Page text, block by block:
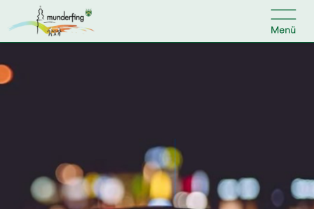
Kontakt 
Suche nach:
Kundenservice